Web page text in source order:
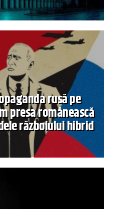
rusă pe
presa românească
războiului hibrid